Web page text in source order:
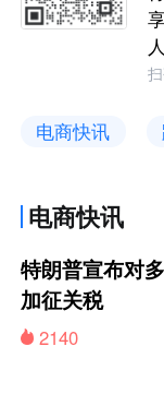
电商快讯
电商快讯
特朗普宣布对
加征关税
2140